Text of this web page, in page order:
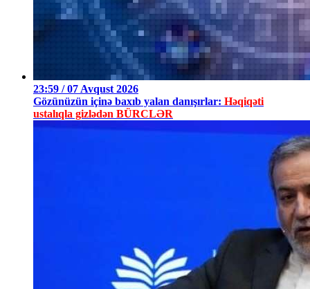
23:59 / 07 Avqust 2026
Gözünüzün içinə baxıb yalan danışırlar: Həqiqəti
ustalıqla gizlədən BÜRCLƏR